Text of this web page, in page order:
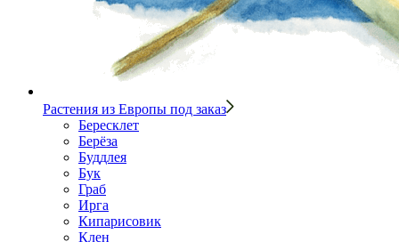
Растения из Европы под заказ
Бересклет
Берёза
Буддлея
Бук
Граб
Ирга
Кипарисовик
Клен